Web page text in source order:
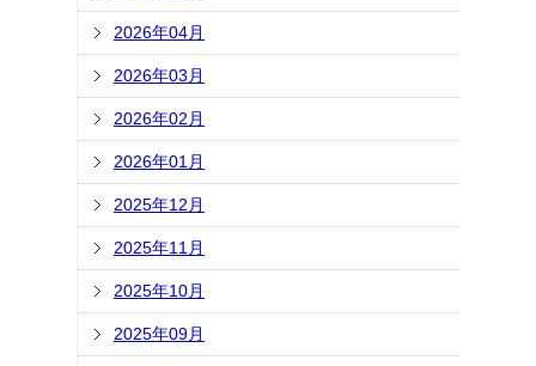
2026年04月
2026年03月
2026年02月
2026年01月
2025年12月
2025年11月
2025年10月
2025年09月